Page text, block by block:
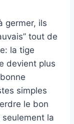
germer, ils
tout de
la tige
devient plus
simples
le bon
seulement la